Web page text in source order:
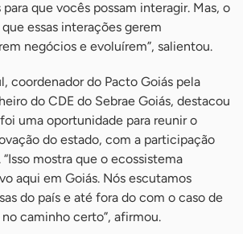
que vocês possam interagir. Mas, o
essas interações gerem
negócios e evoluírem”, salientou.
coordenador do Pacto Goiás pela
do CDE do Sebrae Goiás, destacou
uma oportunidade para reunir o
do estado, com a participação
mostra que o ecossistema
aqui em Goiás. Nós escutamos
do país e até fora do com o caso de
caminho certo”, afirmou.